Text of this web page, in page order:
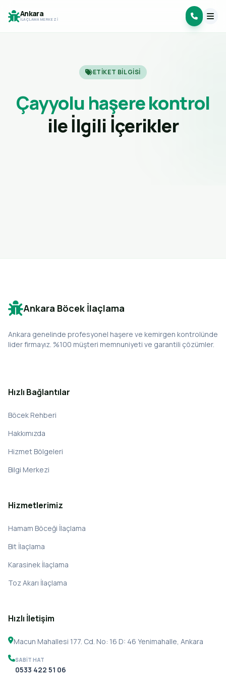
Ankara
İLAÇLAMA MERKEZI
ETIKET BILGISI
Çayyolu haşere kontrol
ile İlgili İçerikler
Ankara Böcek İlaçlama
Ankara genelinde profesyonel haşere ve kemirgen kontrolünde
lider firmayız. %100 müşteri memnuniyeti ve garantili çözümler.
Hızlı Bağlantılar
Böcek Rehberi
Hakkımızda
Hizmet Bölgeleri
Bilgi Merkezi
Hizmetlerimiz
Hamam Böceği İlaçlama
Bit İlaçlama
Karasinek İlaçlama
Toz Akarı İlaçlama
Hızlı İletişim
Macun Mahallesi 177. Cd. No: 16 D: 46 Yenimahalle, Ankara
SABIT HAT
0533 422 51 06